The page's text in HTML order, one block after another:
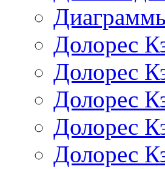
Долорес
Долорес
Долорес
Долорес
Долорес